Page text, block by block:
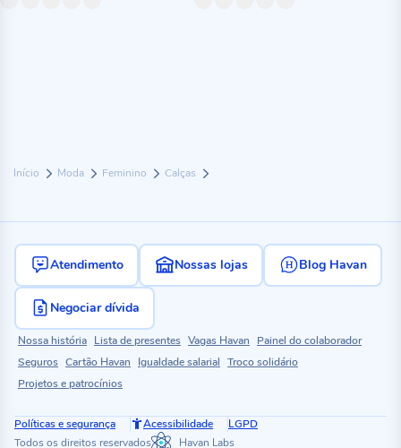
Início Moda Feminino Calças
Atendimento Nossas lojas Blog Havan
Negociar dívida
Nossa história Lista de presentes Vagas Havan
Painel do colaborador
Seguros Cartão Havan Igualdade salarial Troco solidário
Projetos e patrocínios
Políticas e segurança Acessibilidade
LGPD
Todos os direitos reservados
Havan Labs